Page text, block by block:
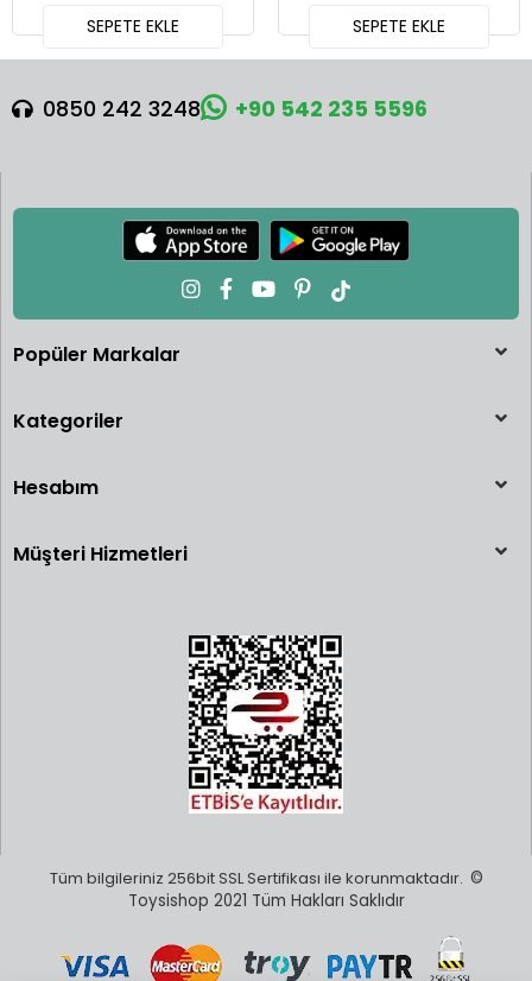
SEPETE EKLE SEPETE EKLE
0850 242 3248 +90 542 235 5596
Popüler Markalar
Kategoriler
Hesabım
Müşteri Hizmetleri
Tüm bilgileriniz 256bit SSL Sertifikası ile korunmaktadır. ©
Toysishop 2021 Tüm Hakları Saklıdır